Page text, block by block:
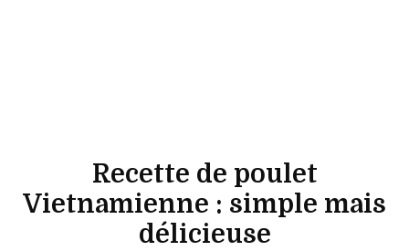
Recette de poulet
Vietnamienne : simple mais
délicieuse